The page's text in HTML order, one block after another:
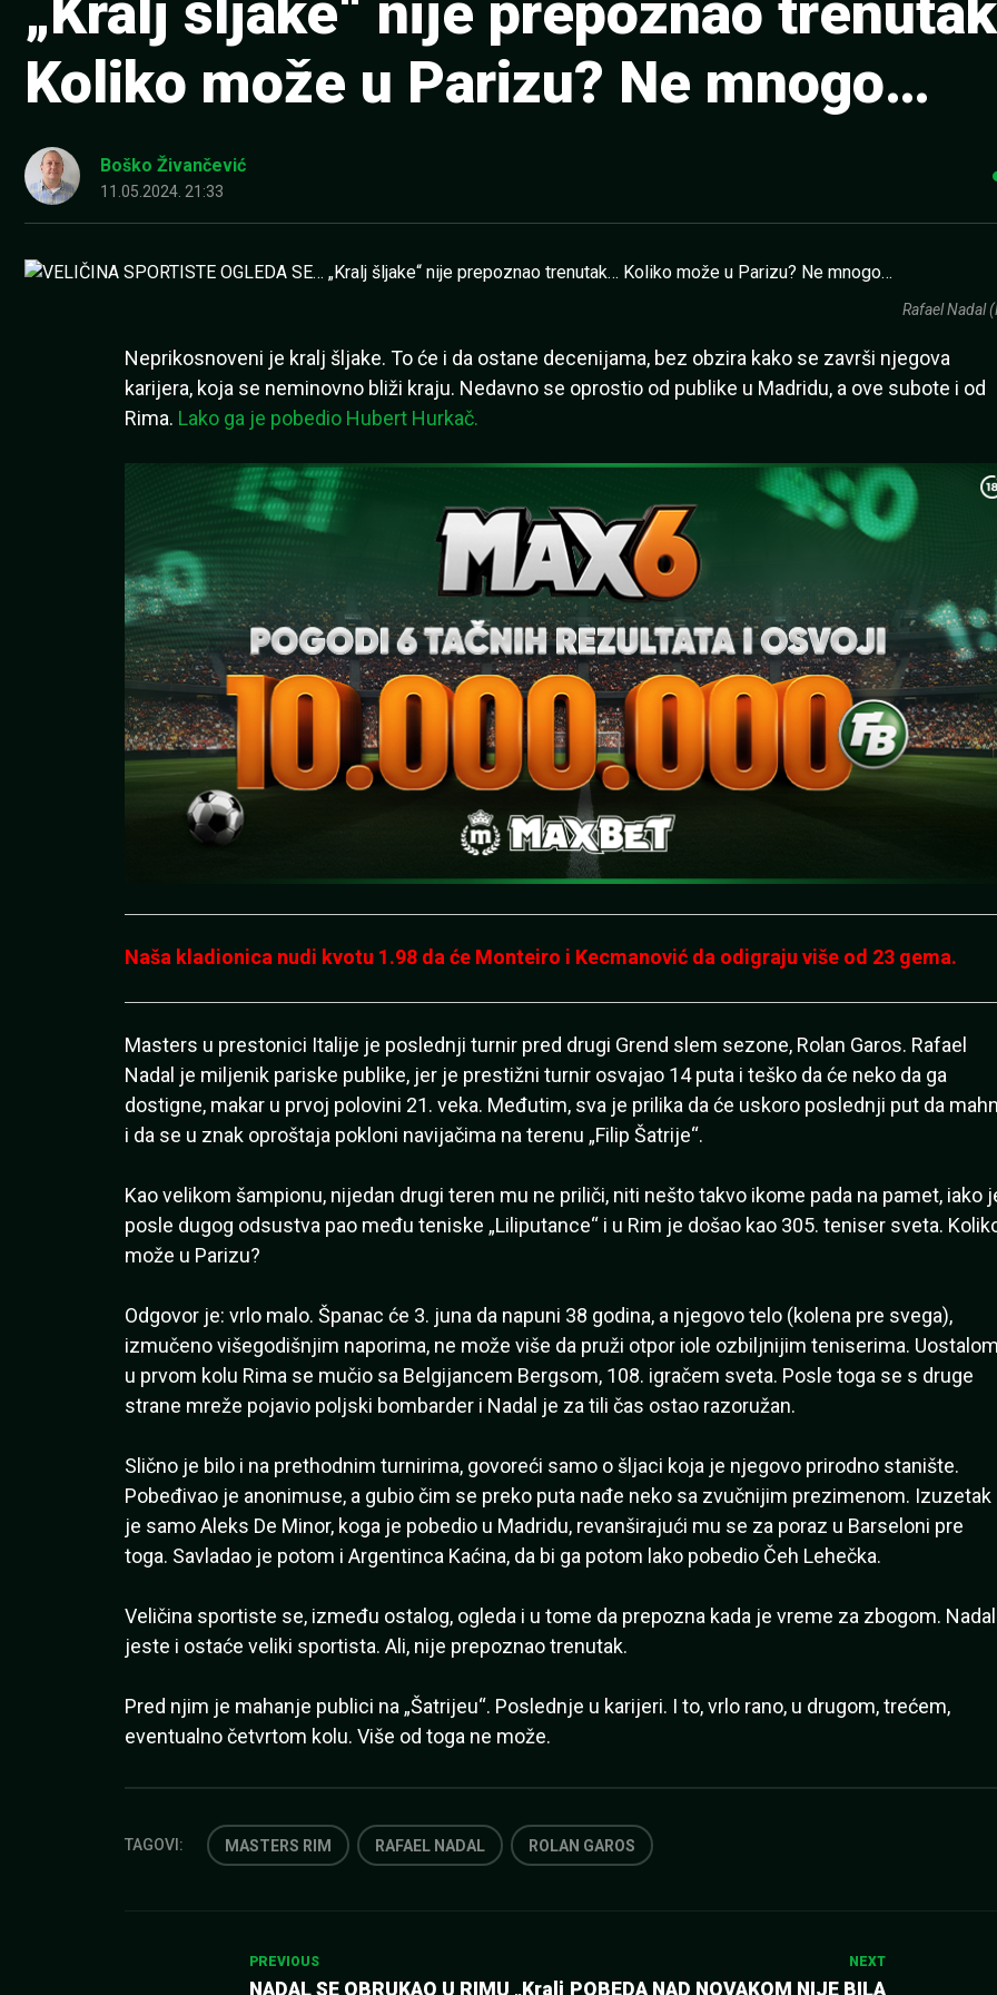
„Kralj šljake“ nije prepoznao
Koliko može u Parizu? Ne mnogo…
Boško Živančević
11.05.2024. 21:33
Rafael Nadal
Neprikosnoveni je kralj šljake. To će i da ostane decenijama, bez obzira kako se završi njegova
karijera, koja se neminovno bliži kraju. Nedavno se oprostio od publike u Madridu, a ove subote i od
Rima. Lako ga je pobedio Hubert Hurkač.
Naša kladionica nudi kvotu 1.98 da će Monteiro i Kecmanović da odigraju više od 23 gema.
Masters u prestonici Italije je poslednji turnir pred drugi Grend slem sezone, Rolan Garos. Rafael
Nadal je miljenik pariske publike, jer je prestižni turnir osvajao 14 puta i teško da će neko da ga
dostigne, makar u prvoj polovini 21. veka. Međutim, sva je prilika da će uskoro poslednji put da
i da se u znak oproštaja pokloni navijačima na terenu „Filip Šatrije“.
Kao velikom šampionu, nijedan drugi teren mu ne priliči, niti nešto takvo ikome pada na pamet, iako
posle dugog odsustva pao među teniske „Liliputance“ i u Rim je došao kao 305. teniser sveta.
može u Parizu?
Odgovor je: vrlo malo. Španac će 3. juna da napuni 38 godina, a njegovo telo (kolena pre svega),
izmučeno višegodišnjim naporima, ne može više da pruži otpor iole ozbiljnijim teniserima.
u prvom kolu Rima se mučio sa Belgijancem Bergsom, 108. igračem sveta. Posle toga se s druge
strane mreže pojavio poljski bombarder i Nadal je za tili čas ostao razoružan.
Slično je bilo i na prethodnim turnirima, govoreći samo o šljaci koja je njegovo prirodno stanište.
Pobeđivao je anonimuse, a gubio čim se preko puta nađe neko sa zvučnijim prezimenom. Izuzetak
je samo Aleks De Minor, koga je pobedio u Madridu, revanširajući mu se za poraz u Barseloni pre
toga. Savladao je potom i Argentinca Kaćina, da bi ga potom lako pobedio Čeh Lehečka.
Veličina sportiste se, između ostalog, ogleda i u tome da prepozna kada je vreme za zbogom. Nadal
jeste i ostaće veliki sportista. Ali, nije prepoznao trenutak.
Pred njim je mahanje publici na „Šatrijeu“. Poslednje u karijeri. I to, vrlo rano, u drugom, trećem,
eventualno četvrtom kolu. Više od toga ne može.
TAGOVI: MASTERS RIM RAFAEL NADAL ROLAN GAROS
Kretanje
PREVIOUS
NADAL SE OBRUKAO U RIMU „Kralj
NEXT
POBEDA NAD NOVAKOM NIJE BILA